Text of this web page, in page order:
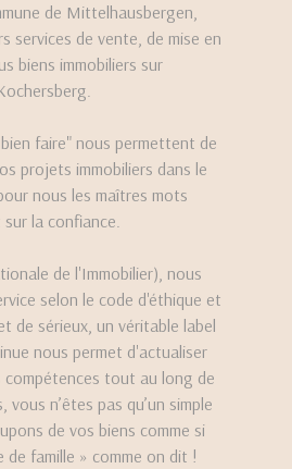
de Mittelhausbergen,
services de vente, de mise en
biens immobiliers sur
faire" nous permettent de
projets immobiliers dans le
nous les maîtres mots
la confiance.
de l'Immobilier), nous
selon le code d'éthique et
de sérieux, un véritable label
nous permet d'actualiser
tout au long de
n’êtes pas qu’un simple
de vos biens comme si
famille » comme on dit !